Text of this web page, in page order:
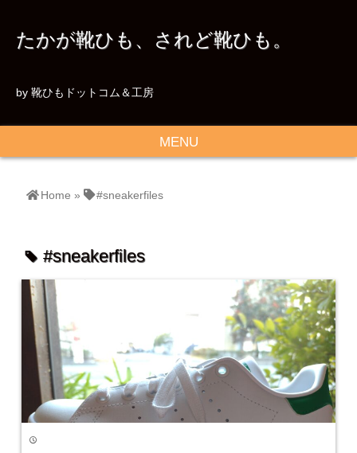
たかが靴ひも、されど靴ひも。
by 靴ひもドットコム＆工房
MENU
Home » #sneakerfiles
tag #sneakerfiles
time